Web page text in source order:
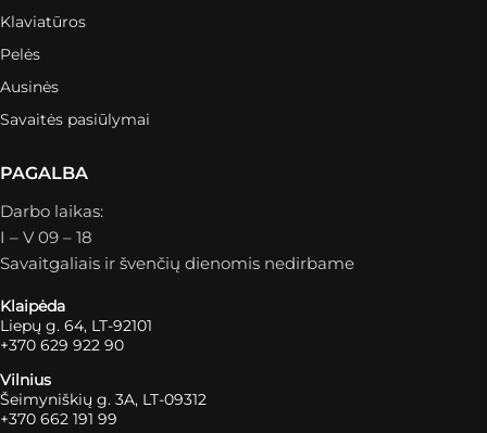
Klaviatūros
Pelės
Ausinės
Savaitės pasiūlymai
PAGALBA
Darbo laikas:
I – V 09 – 18
Savaitgaliais ir švenčių dienomis nedirbame
Klaipėda
Liepų g. 64, LT-92101
+370 629 922 90
Vilnius
Šeimyniškių g. 3A, LT-09312
+370 662 191 99